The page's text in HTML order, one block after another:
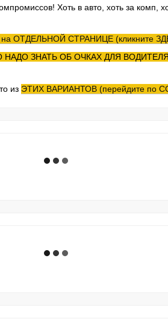
Хоть в авто, хоть за комп,
на ОТДЕЛЬНОЙ СТРАНИЦЕ (кликните
НАДО ЗНАТЬ ОБ ОЧКАХ ДЛЯ
из ЭТИХ ВАРИАНТОВ (перейдите по